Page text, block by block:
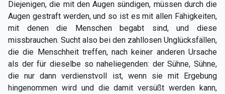
Diejenigen, die mit den Augen sündigen, müssen durch die
Augen gestraft werden, und so ist es mit allen Fähigkeiten,
mit denen die Menschen begabt sind, und diese
missbrauchen. Sucht also bei den zahllosen Unglücksfällen,
die die Menschheit treffen, nach keiner anderen Ursache
als der für dieselbe so naheliegenden: der Sühne, Sühne,
die nur dann verdienstvoll ist, wenn sie mit Ergebung
hingenommen wird und die damit versüßt werden kann,